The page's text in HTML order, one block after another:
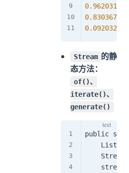
Stream 的静
态方法：
of()、
iterate()、
generate()
public